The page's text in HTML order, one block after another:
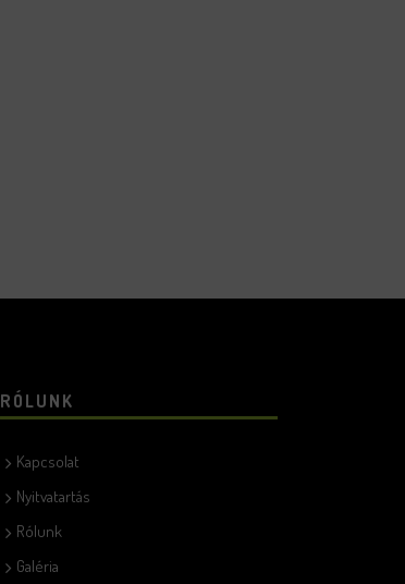
RÓLUNK
Kapcsolat
Nyitvatartás
Rólunk
Galéria